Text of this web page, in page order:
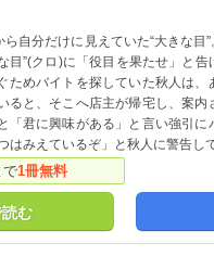
自分だけに見えていた“大きな目
目”(クロ)に「役目を果たせ」と
めバイトを探していた秋人は、
ると、そこへ店主が帰宅し、案
「君に興味がある」と言い強引に
はみえているぞ」と秋人に警告
で1冊無料
む